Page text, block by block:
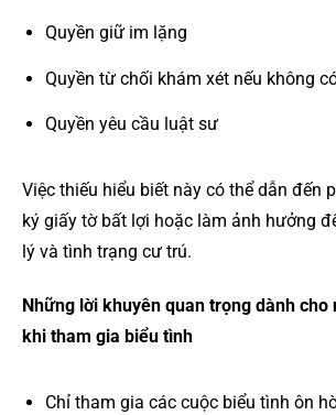
Quyền giữ im lặng
Quyền từ chối khám xét nếu không
Quyền yêu cầu luật sư
Việc thiếu hiểu biết này có thể dẫn đến
ký giấy tờ bất lợi hoặc làm ảnh hưởng
lý và tình trạng cư trú.
Những lời khuyên quan trọng dành cho
khi tham gia biểu tình
Chỉ tham gia các cuộc biểu tình ôn